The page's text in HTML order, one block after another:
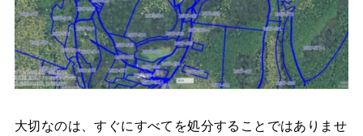
大切なのは、すぐにすべてを処分することではありませ